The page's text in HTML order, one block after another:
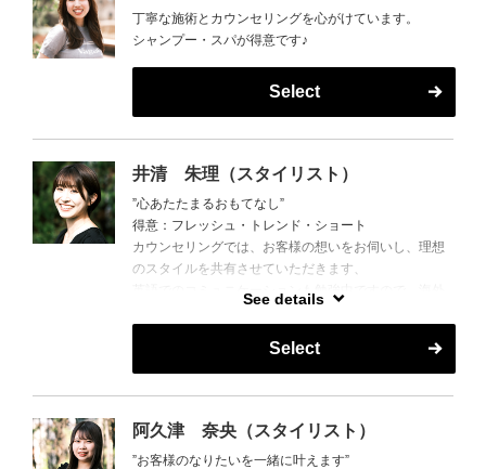
丁寧な施術とカウンセリングを心がけています。
シャンプー・スパが得意です♪
Select
井清 朱理（スタイリスト）
”心あたたまるおもてなし”
得意：フレッシュ・トレンド・ショート
カウンセリングでは、お客様の想いをお伺いし、理想
のスタイルを共有させていただきます、
英語でのコミュニケーションも勉強中ですので、海外
See details
Select
阿久津 奈央（スタイリスト）
”お客様のなりたいを一緒に叶えます”